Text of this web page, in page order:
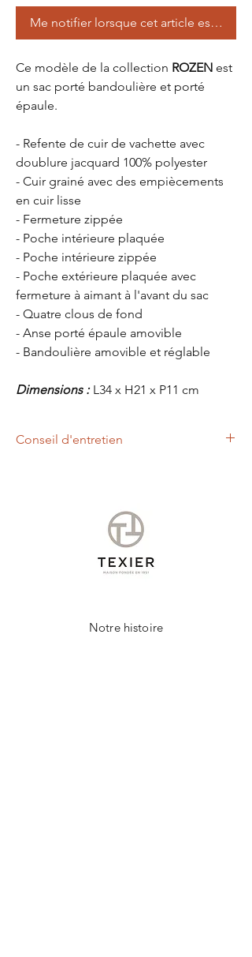
Me notifier lorsque cet article est
Ce modèle de la collection ROZEN est
un sac porté bandoulière et porté
épaule.
- Refente de cuir de vachette avec
doublure jacquard 100% polyester
- Cuir grainé avec des empiècements
en cuir lisse
- Fermeture zippée
- Poche intérieure plaquée
- Poche intérieure zippée
- Poche extérieure plaquée avec
fermeture à aimant à l'avant du sac
- Quatre clous de fond
- Anse porté épaule amovible
- Bandoulière amovible et réglable
Dimensions :L34 x H21 x P11 cm
Conseil d'entretien
Cet entretien permettra de raviver les
couleurs et protéger votre produit de la
Notre histoire